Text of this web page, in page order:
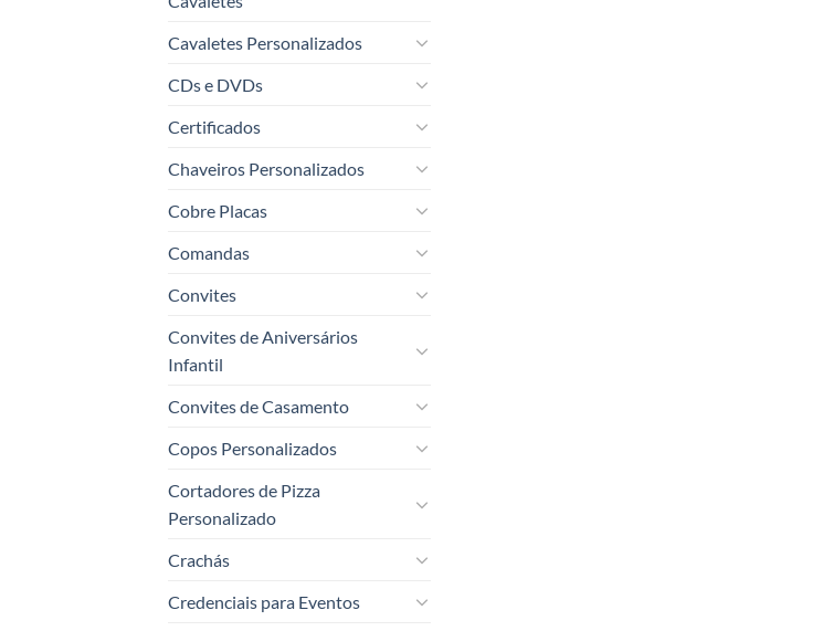
Cavaletes Personalizados
CDs e DVDs
Certificados
Chaveiros Personalizados
Cobre Placas
Comandas
Convites
Convites de Aniversários
Infantil
Convites de Casamento
Copos Personalizados
Cortadores de Pizza
Personalizado
Crachás
Credenciais para Eventos